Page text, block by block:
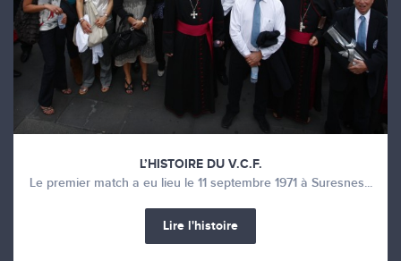
L’HISTOIRE DU V.C.F.
Le premier match a eu lieu le 11 septembre 1971 à Suresnes...
Lire l'histoire